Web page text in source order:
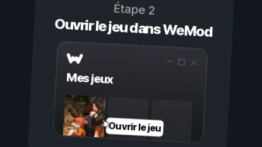
Étape 2
Ouvrir le jeu dans WeMod
Mes jeux
Ouvrir le jeu